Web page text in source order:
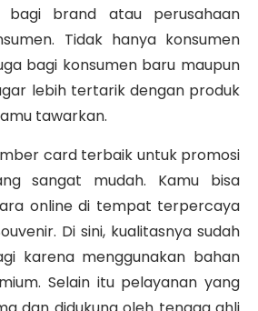
bagi brand atau perusahaan
Tidak hanya konsumen
bagi konsumen baru maupun
lebih tertarik dengan produk
tawarkan.
card terbaik untuk promosi
sangat mudah. Kamu bisa
online di tempat terpercaya
Di sini, kualitasnya sudah
karena menggunakan bahan
Selain itu pelayanan yang